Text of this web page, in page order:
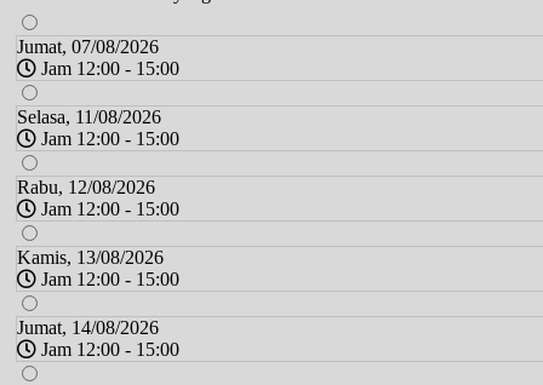
Jumat, 07/08/2026
Jam 12:00 - 15:00
Selasa, 11/08/2026
Jam 12:00 - 15:00
Rabu, 12/08/2026
Jam 12:00 - 15:00
Kamis, 13/08/2026
Jam 12:00 - 15:00
Jumat, 14/08/2026
Jam 12:00 - 15:00